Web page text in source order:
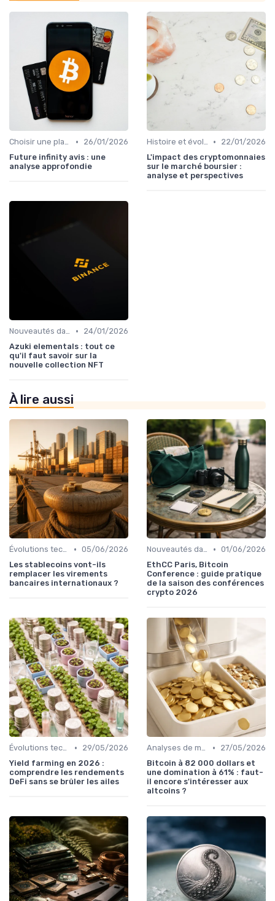
Choisir une plateforme d'échange •
26/01/2026
Future infinity avis : une
analyse approfondie
Histoire et évolution du marché des cryptos •
22/01/2026
L'impact des cryptomonnaies
sur le marché boursier :
analyse et perspectives
Nouveautés dans le monde des cryptos •
24/01/2026
Azuki elementals : tout ce
qu'il faut savoir sur la
nouvelle collection NFT
À lire aussi
Évolutions technologiques (DeFi, NFTs, etc.) • 05/06/2026
Les stablecoins vont-ils
remplacer les virements
bancaires internationaux ?
Nouveautés dans le monde des cryptos • 01/06/2026
EthCC Paris, Bitcoin
Conference : guide pratique
de la saison des conférences
crypto 2026
Évolutions technologiques (DeFi, NFTs, etc.) •
29/05/2026
Yield farming en 2026 :
comprendre les rendements
DeFi sans se brûler les ailes
Analyses de marché et prédictions •
27/05/2026
Bitcoin à 82 000 dollars et
une domination à 61% : faut-
il encore s'intéresser aux
altcoins ?